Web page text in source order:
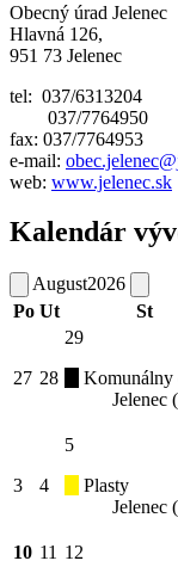
Obecný úrad Jelenec
Hlavná 126,
951 73 Jelenec
tel: 037/6313204
037/7764950
fax: 037/7764953
e-mail:
web: www.jelenec.sk
Kalendár
August2026
Po Ut St
27 28
29
Komunálny
Jelenec
3 4
5
Plasty
Jelenec
10 11 12